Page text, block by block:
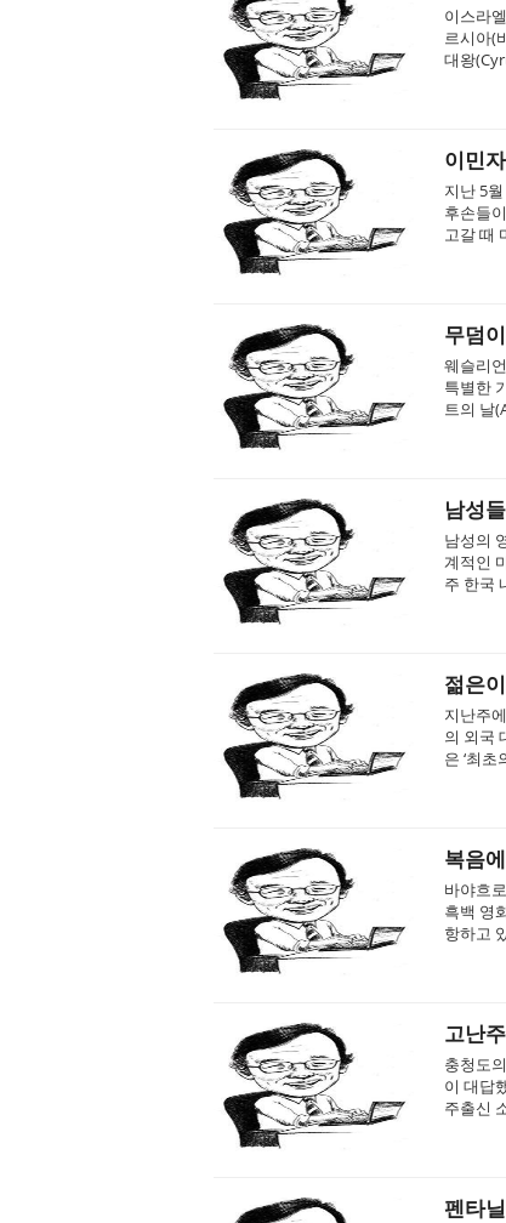
이스라
르시아(
대왕
이민
지난 5
후손들
고갈 때
무덤
웨슬리
특별한
트의 날
남성
남성의
계적인
주 한국
젊은
지난주
의 외국
은 ‘최초
복음
바야흐
흑백 영
항하고
고난
충청도
이 대답
주출신
펜타